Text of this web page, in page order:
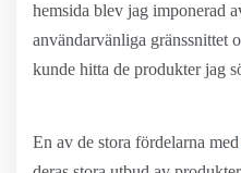
hemsida blev jag imponerad
användarvänliga gränssnittet
kunde hitta de produkter jag
En av de stora fördelarna med